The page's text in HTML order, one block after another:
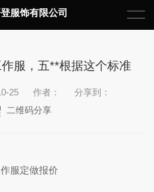
服饰有限公司
服，五**根据这个标准
25 作者：
分享到：
二维码分享